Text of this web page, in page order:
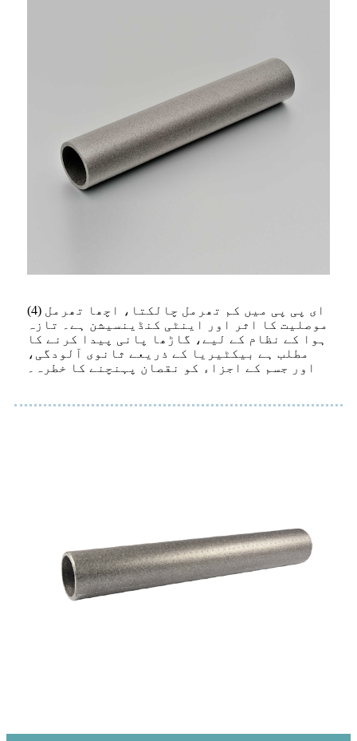
(4) ای پی پی میں کم تھرمل چالکتا، اچھا تھرمل
موصلیت کا اثر اور اینٹی کنڈینسیشن ہے۔ تازہ
ہوا کے نظام کے لیے، گاڑھا پانی پیدا کرنے کا
مطلب ہے بیکٹیریا کے ذریعے ثانوی آلودگی،
اور جسم کے اجزاء کو نقصان پہنچنے کا خطرہ۔